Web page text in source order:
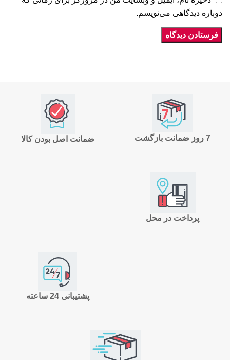
دوباره دیدگاهی می‌نویسم.
ضمانت اصل بودن کالا 7 روز ضمانت بازگشت
پرداخت در محل
پشتیبانی 24 ساعته